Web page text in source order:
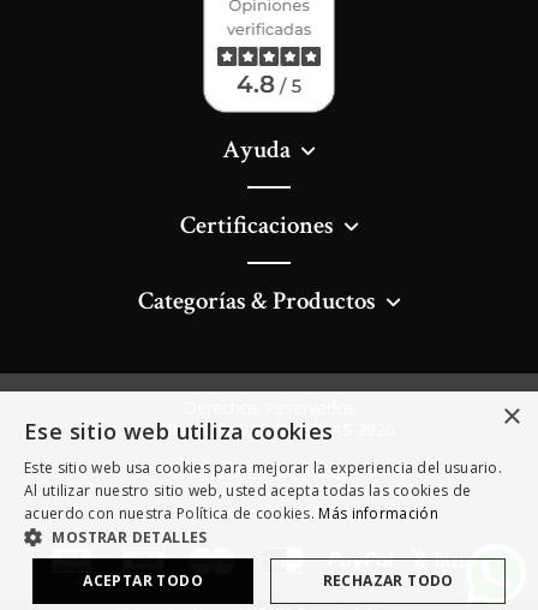
Ayuda
Certificaciones
Categorías & Productos
AGRICULTURAS DIVERSAS 2026
Privacidad & Cookies
Términos y Condiciones
×
Ese sitio web utiliza cookies
Este sitio web usa cookies para mejorar la experiencia del usuario.
Al utilizar nuestro sitio web, usted acepta todas las cookies de
acuerdo con nuestra Política de cookies. Más información
MOSTRAR DETALLES
ACEPTAR TODO RECHAZAR TODO